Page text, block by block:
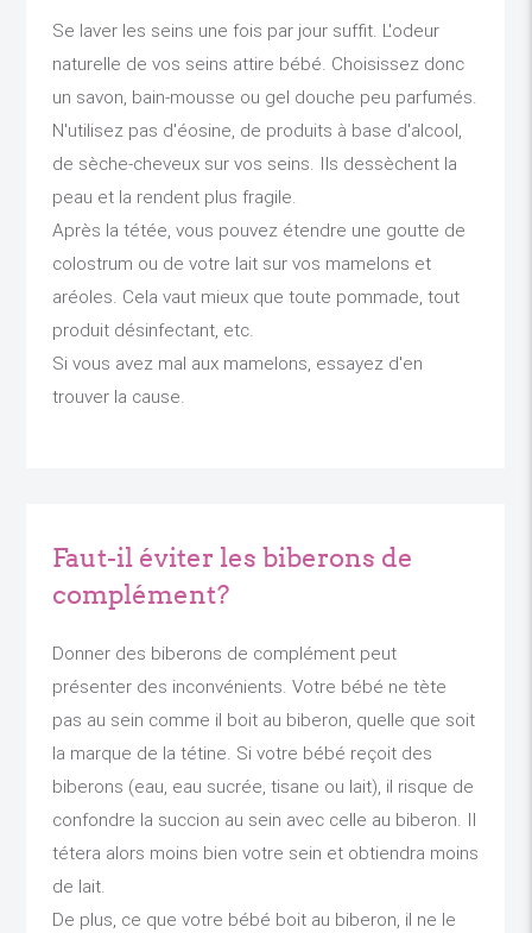
Se laver les seins une fois par jour suffit. L'odeur
naturelle de vos seins attire bébé. Choisissez donc
un savon, bain-mousse ou gel douche peu parfumés.
N'utilisez pas d'éosine, de produits à base d'alcool,
de sèche-cheveux sur vos seins. Ils dessèchent la
peau et la rendent plus fragile.
Après la tétée, vous pouvez étendre une goutte de
colostrum ou de votre lait sur vos mamelons et
aréoles. Cela vaut mieux que toute pommade, tout
produit désinfectant, etc.
Si vous avez mal aux mamelons, essayez d'en
trouver la cause.
Faut-il éviter les biberons de
complément?
Donner des biberons de complément peut
présenter des inconvénients. Votre bébé ne tète
pas au sein comme il boit au biberon, quelle que soit
la marque de la tétine. Si votre bébé reçoit des
biberons (eau, eau sucrée, tisane ou lait), il risque de
confondre la succion au sein avec celle au biberon. Il
tétera alors moins bien votre sein et obtiendra moins
de lait.
De plus, ce que votre bébé boit au biberon, il ne le